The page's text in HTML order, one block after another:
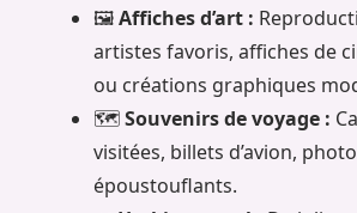
🖼️Affiches d’art :
artistes favoris, affiches de
ou créations graphiques
🗺️Souvenirs de voyage :
visitées, billets d’avion,
époustouflants.